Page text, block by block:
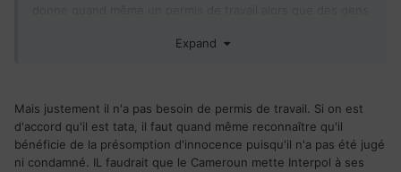
Expand
Mais justement il n'a pas besoin de permis de travail. Si on est
d'accord qu'il est tata, il faut quand même reconnaître qu'il
bénéficie de la présomption d'innocence puisqu'il n'a pas été jugé
ni condamné. IL faudrait que le Cameroun mette Interpol à ses